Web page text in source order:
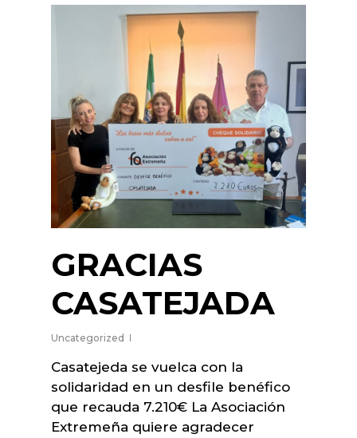
GRACIAS
CASATEJADA
Uncategorized
Casatejeda se vuelca con la
solidaridad en un desfile benéfico
que recauda 7.210€ La Asociación
Extremeña quiere agradecer